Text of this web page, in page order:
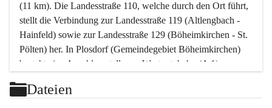
(11 km). Die Landesstraße 110, welche durch den Ort führt,
stellt die Verbindung zur Landesstraße 119 (Altlengbach -
Hainfeld) sowie zur Landesstraße 129 (Böheimkirchen - St.
Pölten) her. In Plosdorf (Gemeindegebiet Böheimkirchen)
besteht eine Anschlussstelle zur Westautobahn (A 1).
Wien erreicht man in ca. 45 Minuten.
Dateien